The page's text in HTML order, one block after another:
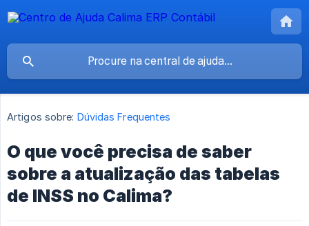
Artigos sobre: Dúvidas Frequentes
O que você precisa de saber
sobre a atualização das tabelas
de INSS no Calima?